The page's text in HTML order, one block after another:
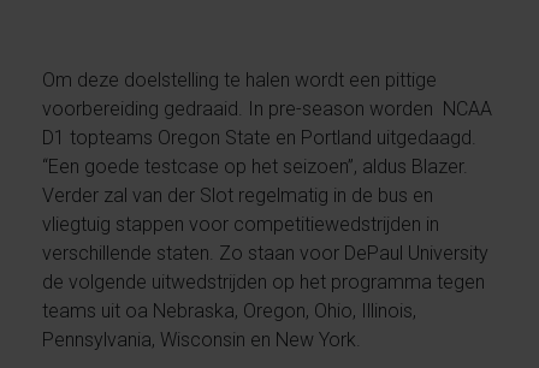
Om deze doelstelling te halen wordt een pittige
voorbereiding gedraaid. In pre-season worden NCAA
D1 topteams Oregon State en Portland uitgedaagd.
“Een goede testcase op het seizoen”, aldus Blazer.
Verder zal van der Slot regelmatig in de bus en
vliegtuig stappen voor competitiewedstrijden in
verschillende staten. Zo staan voor DePaul University
de volgende uitwedstrijden op het programma tegen
teams uit oa Nebraska, Oregon, Ohio, Illinois,
Pennsylvania, Wisconsin en New York.